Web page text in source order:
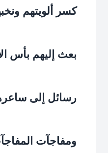
كسر ألويتهم
بعث إليهم بأس
رسائل إلى
ومفاجآت